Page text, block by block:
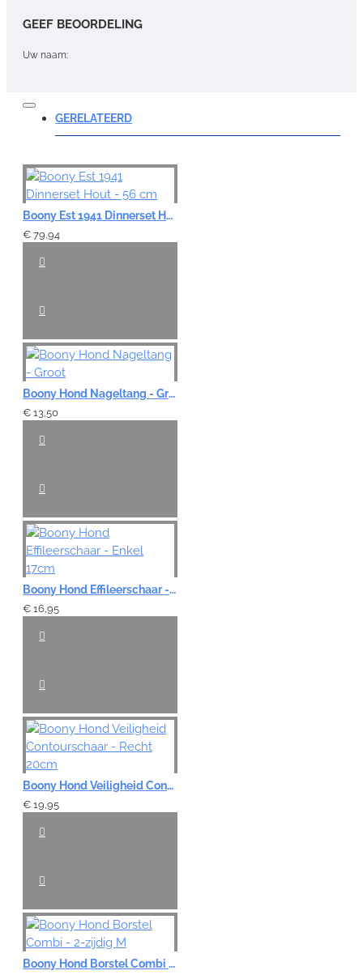
GEEF BEOORDELING
Uw naam:
Opmerking:
Note:HTML-code wordt niet vertaald!
Waardering:
GERELATEERD
Boony Est 1941 Dinnerset Hout - 56 cm
€ 79,94
Boony Hond Nageltang - Groot
€ 13,50
Boony Hond Effileerschaar - Enkel 17cm
€ 16,95
Boony Hond Veiligheid Contourschaar - Recht 20cm
€ 19,95
Boony Hond Borstel Combi - 2-zijdig M